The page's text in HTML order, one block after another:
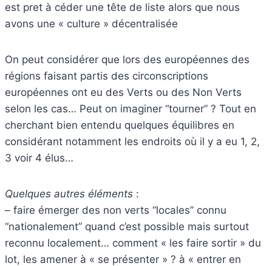
est pret à céder une tête de liste alors que nous
avons une « culture » décentralisée
On peut considérer que lors des européennes des
régions faisant partis des circonscriptions
européennes ont eu des Verts ou des Non Verts
selon les cas… Peut on imaginer “tourner” ? Tout en
cherchant bien entendu quelques équilibres en
considérant notamment les endroits où il y a eu 1, 2,
3 voir 4 élus…
Quelques autres éléments :
– faire émerger des non verts “locales” connu
“nationalement” quand c’est possible mais surtout
reconnu localement… comment « les faire sortir » du
lot, les amener à « se présenter » ? à « entrer en